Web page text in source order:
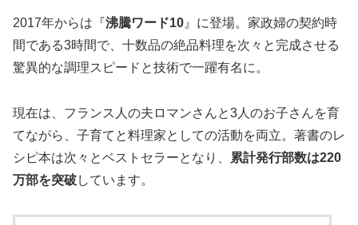
2017年からは『 沸騰ワード10』に登場。家政婦の契約時
間である3時間で、十数品の絶品料理を次々と完成させる
驚異的な調理スピードと技術で一躍有名に。
現在は、フランス人の夫ロマンさんと3人のお子さんを育
てながら、子育てと料理家としての活動を両立。著書のレ
シピ本は次々とベストセラーとなり、
累計発行部数は220
万部を突破しています。